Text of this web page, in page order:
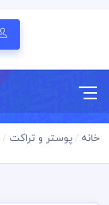
خانه پوستر و تراکت